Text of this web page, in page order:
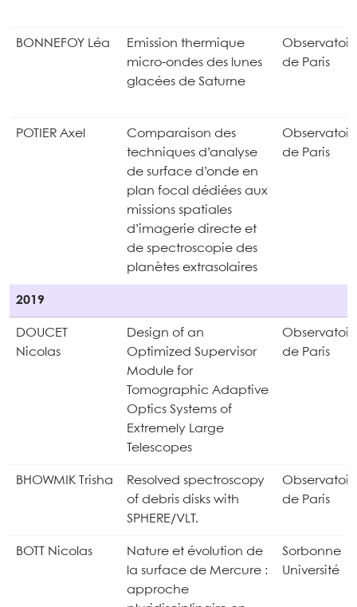
BONNEFOY Léa
Emission thermique
micro-ondes des lunes
glacées de Saturne
de Paris
POTIER Axel
Comparaison des
techniques d’analyse
de surface d’onde en
plan focal dédiées aux
missions spatiales
d’imagerie directe et
de spectroscopie des
planètes extrasolaires
de Paris
2019
DOUCET
Nicolas
Design of an
Optimized Supervisor
Module for
Tomographic Adaptive
Optics Systems of
Extremely Large
Telescopes
de Paris
BHOWMIK Trisha
Resolved spectroscopy
of debris disks with
SPHERE/VLT.
de Paris
BOTT Nicolas
Nature et évolution de
la surface de Mercure :
approche
Sorbonne
Université